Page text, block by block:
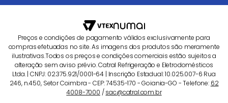
Preços e condições de pagamento válidos exclusivamente para
compras efetuadas no site. As imagens dos produtos são meramente
ilustrativas.Todos os preços e condições comerciais estão sujeitos a
alteração sem aviso prévio. Catral Refrigeração e Eletrodomésticos
Ltda. | CNPJ: 02.375.921/0001-64 | Inscrição Estadual: 10.025.007-6 Rua
246, n.450, Setor Coimbra - CEP: 74535-170 - Goiania-GO - Telefone: 62
4008-7000 /sac@catral.com.br